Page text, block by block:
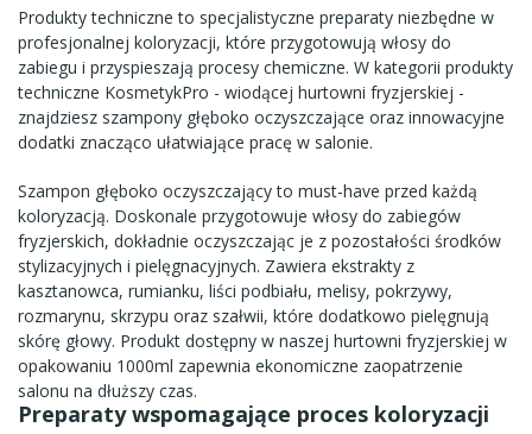
Produkty techniczne to specjalistyczne preparaty niezbędne w
profesjonalnej koloryzacji, które przygotowują włosy do
zabiegu i przyspieszają procesy chemiczne. W kategorii produkty
techniczne KosmetykPro - wiodącej hurtowni fryzjerskiej -
znajdziesz szampony głęboko oczyszczające oraz innowacyjne
dodatki znacząco ułatwiające pracę w salonie.
Szampon głęboko oczyszczającyto must-have przed każdą
koloryzacją. Doskonale przygotowuje włosy do zabiegów
fryzjerskich, dokładnie oczyszczając je z pozostałości środków
stylizacyjnych i pielęgnacyjnych. Zawiera ekstrakty z
kasztanowca, rumianku, liści podbiału, melisy, pokrzywy,
rozmarynu, skrzypu oraz szałwii, które dodatkowo pielęgnują
skórę głowy. Produkt dostępny w naszej hurtowni fryzjerskiej w
opakowaniu 1000ml zapewnia ekonomiczne zaopatrzenie
salonu na dłuższy czas.
Preparaty wspomagające proces koloryzacji